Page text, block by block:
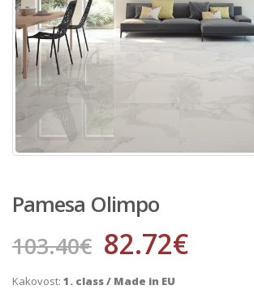
Pamesa Olimpo
103.40€ 82.72€
Kakovost: 1. class / Made in EU